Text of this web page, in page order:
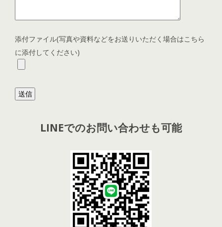
添付ファイル(写真や資料などをお送りいただく場合はこちら
に添付してください)
LINEでのお問い合わせも可能